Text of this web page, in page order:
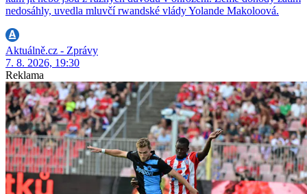
nedosáhly, uvedla mluvčí rwandské vlády Yolande Makoloová.
Aktuálně.cz - Zprávy
7. 8. 2026, 19:30
Reklama